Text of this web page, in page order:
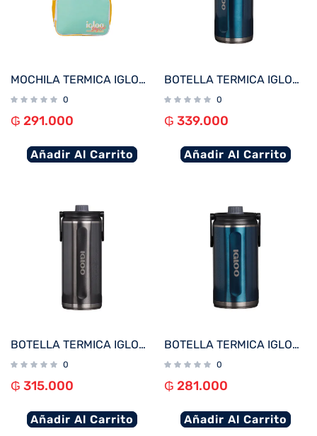
MOCHILA TERMICA IGLOO 24 LATAS RETRO BACKPACK AMARILLO/VERDE 60967
0
₲ 291.000
Añadir Al Carrito
BOTELLA TERMICA IGLOO 2.4L AZUL MODERNO C/MANIJA 71102
0
₲ 339.000
Añadir Al Carrito
BOTELLA TERMICA IGLOO 2.4L NEGRO CARBONITE C/MANIJA 71101
0
₲ 315.000
Añadir Al Carrito
BOTELLA TERMICA IGLOO 1.9L AZUL MODERNO C/MANIJA 71100
0
₲ 281.000
Añadir Al Carrito